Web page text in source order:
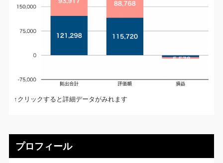
↑クリックすると詳細データがみれます
プロフィール